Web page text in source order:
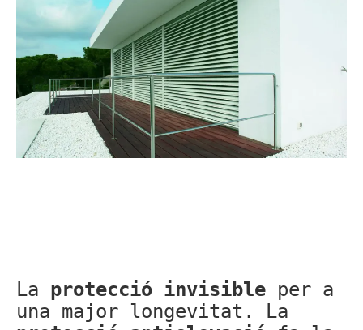
La protecció invisible per a
una major longevitat. La